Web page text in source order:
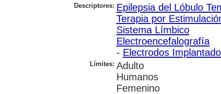
Descriptores: Epilepsia del Lóbulo
Terapia por
Sistema Límbico
Electroencefalografía
- Electrodos
Límites: Adulto
Humanos
Femenino